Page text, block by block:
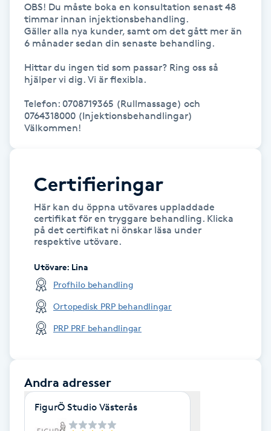
Hårförlängning
Hårvård
Hälsa
Hälsprickor
IPL hårborttagning
Japansk massage
K18
Katun fransar
Kemisk peeling
OBS! Du måste boka en konsultation senast 48
timmar innan injektionsbehandling.
Gäller alla nya kunder, samt om det gått mer än
6 månader sedan din senaste behandling.
Hittar du ingen tid som passar? Ring oss så
hjälper vi dig. Vi är flexibla.
Telefon: 0708719365 (Rullmassage) och
0764318000 (Injektionsbehandlingar)
Välkommen!
Certifieringar
Här kan du öppna utövares uppladdade
certifikat för en tryggare behandling. Klicka
på det certifikat ni önskar läsa under
respektive utövare.
Utövare: Lina
Profhilo behandling
Ortopedisk PRP behandlingar
PRP PRF behandlingar
Andra adresser
FigurÖ Studio Västerås